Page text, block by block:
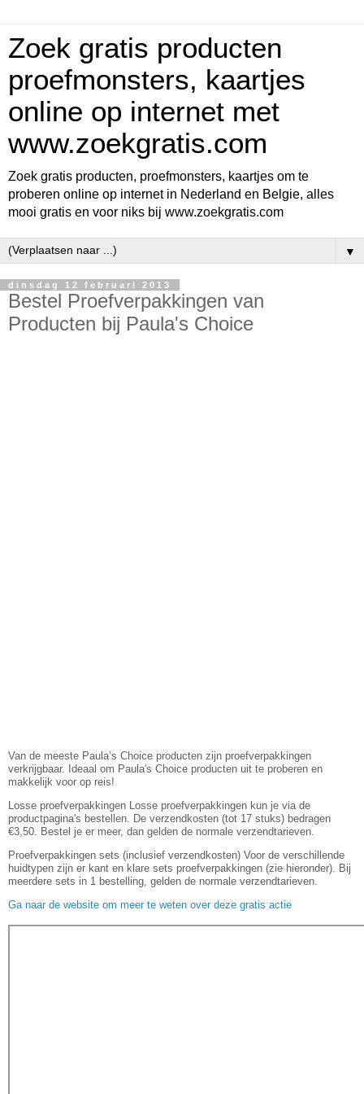
Zoek gratis producten
proefmonsters, kaartjes
online op internet met
www.zoekgratis.com
Zoek gratis producten, proefmonsters, kaartjes om te
proberen online op internet in Nederland en Belgie, alles
mooi gratis en voor niks bij www.zoekgratis.com
▼
dinsdag 12 februari 2013
Bestel Proefverpakkingen van
Producten bij Paula's Choice
Van de meeste Paula’s Choice producten zijn proefverpakkingen
verkrijgbaar. Ideaal om Paula's Choice producten uit te proberen en
makkelijk voor op reis!
Losse proefverpakkingen Losse proefverpakkingen kun je via de
productpagina's bestellen. De verzendkosten (tot 17 stuks) bedragen
€3,50. Bestel je er meer, dan gelden de normale verzendtarieven.
Proefverpakkingen sets (inclusief verzendkosten) Voor de verschillende
huidtypen zijn er kant en klare sets proefverpakkingen (zie hieronder). Bij
meerdere sets in 1 bestelling, gelden de normale verzendtarieven.
Ga naar de website om meer te weten over deze gratis actie